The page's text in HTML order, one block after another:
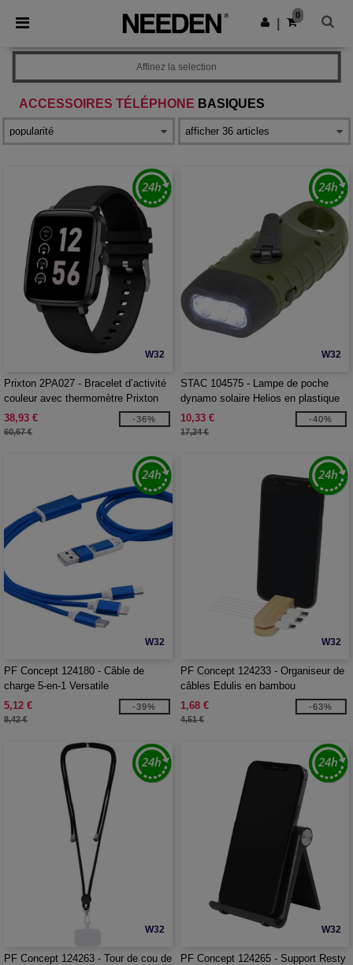
× Appli Needen
Meilleurs prix sur l’app !
Obtenir l'appli
0
ACCESSOIRES TÉLÉPHONE BASIQUES
Affinez la selection
W32
Prixton 2PA027 - Bracelet d’activité
couleur avec thermomètre Prixton
AT803
38,93 €
60,67 €
-36%
W32
STAC 104575 - Lampe de poche
dynamo solaire Helios en plastique
recyclé avec mousqueton
10,33 €
17,24 €
-40%
W32
PF Concept 124180 - Câble de
charge 5-en-1 Versatile
5,12 €
8,42 €
-39%
W32
PF Concept 124233 - Organiseur de
câbles Edulis en bambou
1,68 €
4,51 €
-63%
W32
PF Concept 124263 - Tour de cou de
W32
PF Concept 124265 - Support Resty